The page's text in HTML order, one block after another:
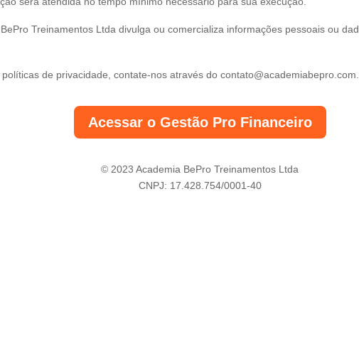
Treinamentos Ltda divulga ou comercializa informações pessoais ou
de privacidade, contate-nos através do
Acessar o Gestão Pro Financeiro
© 2023 Academia BePro Treinamentos Ltda
CNPJ: 17.428.754/0001-40